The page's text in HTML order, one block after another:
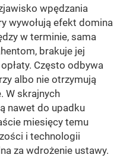
wpędzania
wywołują efekt domina
w terminie, sama
brakuje jej
Często odbywa
albo nie otrzymują
W skrajnych
nawet do upadku
miesięcy temu
i technologii
za wdrożenie ustawy.